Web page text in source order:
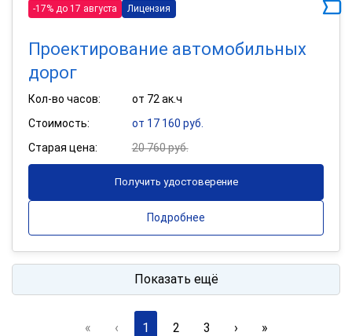
-17% до 17 августа Лицензия
Проектирование автомобильных
дорог
Кол-во часов:
от 72 ак.ч
Стоимость:
от 17 160 руб.
Старая цена:
20 760 руб.
Получить удостоверение
Подробнее
Показать ещё
« ‹ 1 2 3 › »